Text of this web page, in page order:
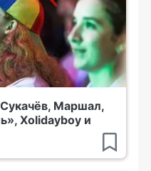
Маршал,
Xolidayboy и